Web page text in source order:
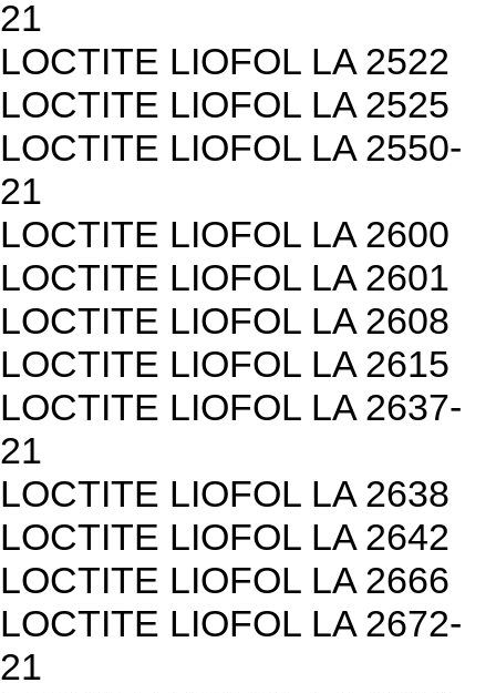
21
LOCTITE LIOFOL LA 2522
LOCTITE LIOFOL LA 2525
LOCTITE LIOFOL LA 2550-
21
LOCTITE LIOFOL LA 2600
LOCTITE LIOFOL LA 2601
LOCTITE LIOFOL LA 2608
LOCTITE LIOFOL LA 2615
LOCTITE LIOFOL LA 2637-
21
LOCTITE LIOFOL LA 2638
LOCTITE LIOFOL LA 2642
LOCTITE LIOFOL LA 2666
LOCTITE LIOFOL LA 2672-
21